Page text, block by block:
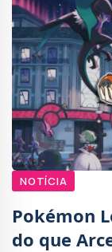
NOTÍCIA
Pokémon
do que